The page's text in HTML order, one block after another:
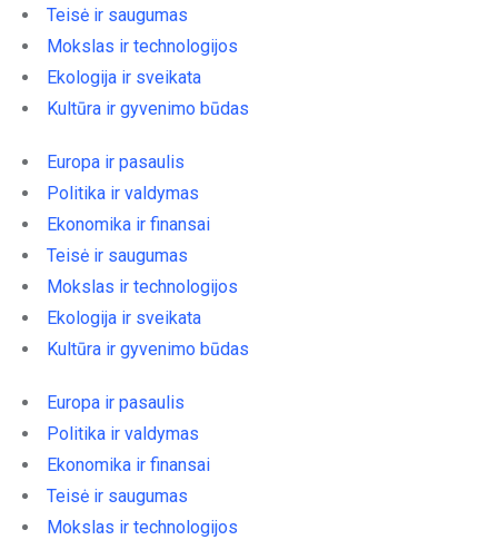
Teisė ir saugumas
Mokslas ir technologijos
Ekologija ir sveikata
Kultūra ir gyvenimo būdas
Europa ir pasaulis
Politika ir valdymas
Ekonomika ir finansai
Teisė ir saugumas
Mokslas ir technologijos
Ekologija ir sveikata
Kultūra ir gyvenimo būdas
Europa ir pasaulis
Politika ir valdymas
Ekonomika ir finansai
Teisė ir saugumas
Mokslas ir technologijos